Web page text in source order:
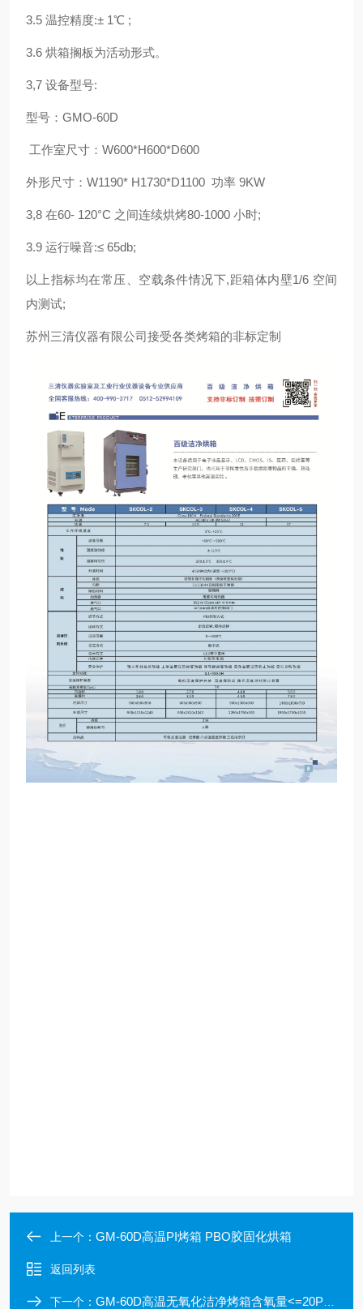
3.5 温控精度:± 1℃ ;
3.6 烘箱搁板为活动形式。
3,7 设备型号:
型号： GMO-60D
工作室尺寸： W600*H600*D600
外形尺寸： W1190* H1730*D1100 功率 9KW
3,8 在60- 120°C 之间连续烘烤80-1000 小时;
3.9 运行噪音:≤ 65db;
以上指标均在常压、空载条件情况下,距箱体内壁1/6 空间
内测试;
苏州三清仪器有限公司接受各类烤箱的非标定制
上一个： GM-60D高温PI烤箱 PBO胶固化烘箱
返回列表
下一个： GM-60D高温无氧化洁净烤箱含氧量<=20PPM